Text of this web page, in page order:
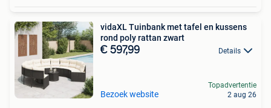
vidaXL Tuinbank met tafel en kussens
rond poly rattan zwart
€ 597,99 Details
Bezoek website
Topadvertentie
2 aug 26